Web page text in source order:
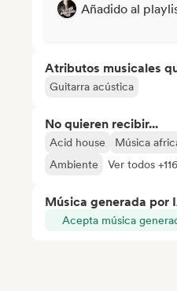
Añadido al
Atributos musicales
Guitarra acústica
No quieren recibir...
Acid house Música
Ambiente
Ver todos +116
Música generada por
Acepta música